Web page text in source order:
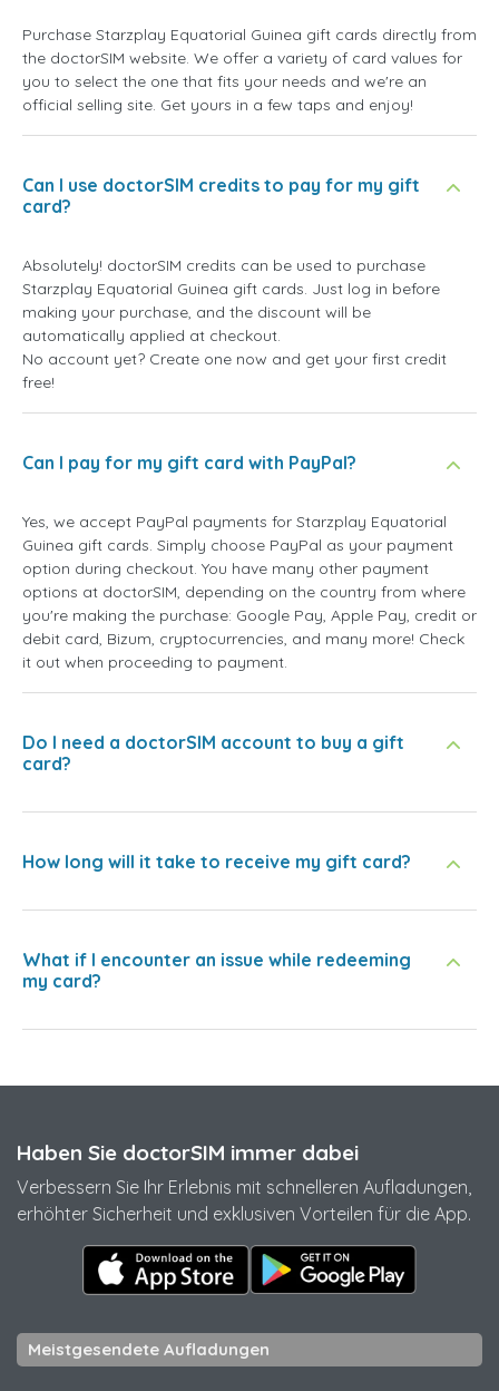
Purchase Starzplay Equatorial Guinea gift cards directly from
the doctorSIM website. We offer a variety of card values for
you to select the one that fits your needs and we're an
official selling site. Get yours in a few taps and enjoy!
Can I use doctorSIM credits to pay for my gift
card?
Absolutely! doctorSIM credits can be used to purchase
Starzplay Equatorial Guinea gift cards. Just log in before
making your purchase, and the discount will be
automatically applied at checkout.
No account yet? Create one now and get your first credit
free!
Can I pay for my gift card with PayPal?
Yes, we accept PayPal payments for Starzplay Equatorial
Guinea gift cards. Simply choose PayPal as your payment
option during checkout. You have many other payment
options at doctorSIM, depending on the country from where
you're making the purchase: Google Pay, Apple Pay, credit or
debit card, Bizum, cryptocurrencies, and many more! Check
it out when proceeding to payment.
Do I need a doctorSIM account to buy a gift
card?
How long will it take to receive my gift card?
What if I encounter an issue while redeeming
my card?
Haben Sie doctorSIM immer dabei
Verbessern Sie Ihr Erlebnis mit schnelleren Aufladungen,
erhöhter Sicherheit und exklusiven Vorteilen für die App.
Meistgesendete Aufladungen